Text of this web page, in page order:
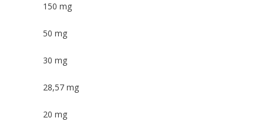
150 mg
50 mg
30 mg
28,57 mg
20 mg